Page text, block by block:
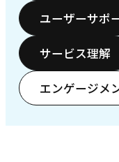
ユーザーサポ
サービス理解
エンゲージメ